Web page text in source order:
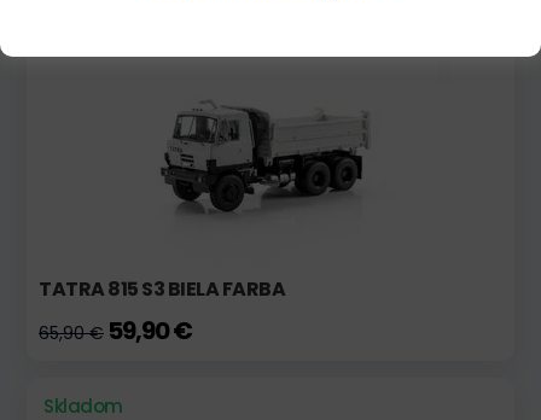
TATRA 815 S3 BIELA FARBA
65,90 € 59,90 €
Skladom